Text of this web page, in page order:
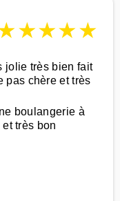
★★★★
jolie très bien fait
pas chère et très
boulangerie à
très bon